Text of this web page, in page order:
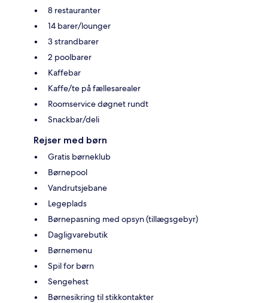
8 restauranter
14 barer/lounger
3 strandbarer
2 poolbarer
Kaffebar
Kaffe/te på fællesarealer
Roomservice døgnet rundt
Snackbar/deli
Rejser med børn
Gratis børneklub
Børnepool
Vandrutsjebane
Legeplads
Børnepasning med opsyn (tillægsgebyr)
Dagligvarebutik
Børnemenu
Spil for børn
Sengehest
Børnesikring til stikkontakter